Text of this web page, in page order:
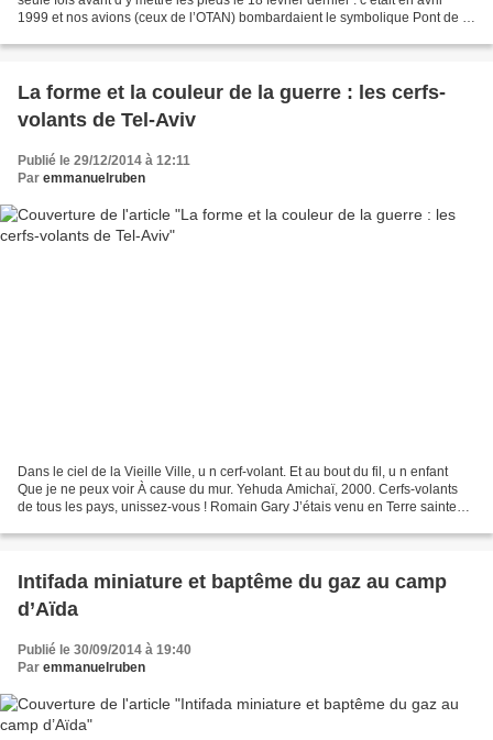
1999 et nos avions (ceux de l’OTAN) bombardaient le symbolique Pont de la
La forme et la couleur de la guerre : les cerfs-
volants de Tel-Aviv
Publié le 29/12/2014 à 12:11
Par emmanuelruben
Dans le ciel de la Vieille Ville, u n cerf-volant. Et au bout du fil, u n enfant
Que je ne peux voir À cause du mur. Yehuda Amichaï, 2000. Cerfs-volants
de tous les pays, unissez-vous ! Romain Gary J’étais venu en Terre sainte
Intifada miniature et baptême du gaz au camp
d’Aïda
Publié le 30/09/2014 à 19:40
Par emmanuelruben